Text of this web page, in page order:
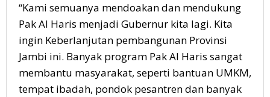
“Kami semuanya mendoakan dan mendukung
Pak Al Haris menjadi Gubernur kita lagi. Kita
ingin Keberlanjutan pembangunan Provinsi
Jambi ini. Banyak program Pak Al Haris sangat
membantu masyarakat, seperti bantuan UMKM,
tempat ibadah, pondok pesantren dan banyak